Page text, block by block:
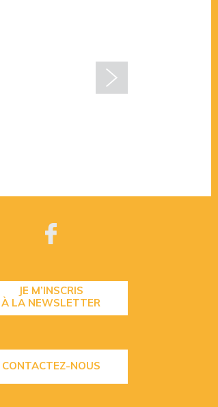
JE M’INSCRIS
À LA NEWSLETTER
CONTACTEZ-NOUS